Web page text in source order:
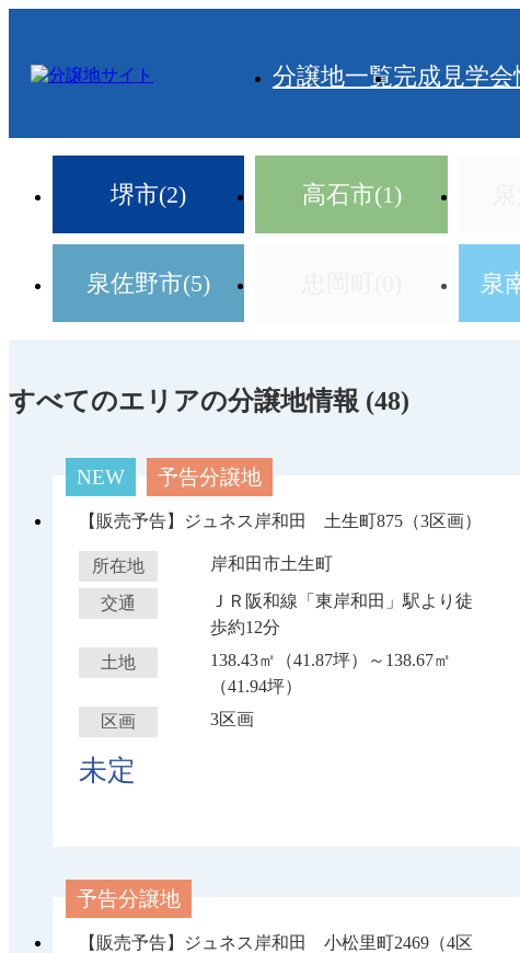
分譲地一覧完成見学会
堺市(2) 高石市(1)
泉佐野市(5) 泉
すべてのエリアの分譲地情報 (48)
NEW 予告分譲地
【販売予告】ジュネス岸和田 土生町875（3区画）
所在地 岸和田市土生町
交通
ＪＲ阪和線「東岸和田」駅より徒
歩約12分
土地
138.43㎡（41.87坪）～138.67㎡
（41.94坪）
区画
3区画
未定
予告分譲地
【販売予告】ジュネス岸和田 小松里町2469（4区